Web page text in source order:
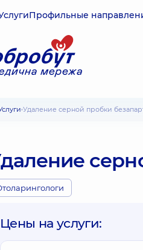
Профильные
Услуги Удаление серной пробки
Цены на услуги: